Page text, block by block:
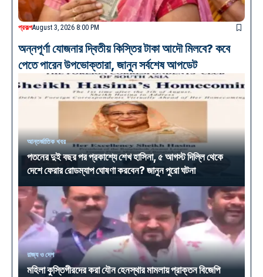
প্রকল্পAugust 3, 2026 8:00 PM
অন্নপূর্ণা যোজনার দ্বিতীয় কিস্তির টাকা আদৌ মিলবে? কবে
পেতে পারেন উপভোক্তারা, জানুন সর্বশেষ আপডেট
আন্তর্জাতিক খবর
পতনের দুই বছর পর প্রকাশ্যে শেখ হাসিনা, ৫ আগস্ট দিল্লি থেকে
দেশে ফেরার রোডম্যাপ ঘোষণা করবেন? জানুন পুরো ঘটনা
রাজ্য ও দেশ
মহিলা কুস্তিগীরদের করা যৌন হেনস্থার মামলায় প্রাক্তন বিজেপি